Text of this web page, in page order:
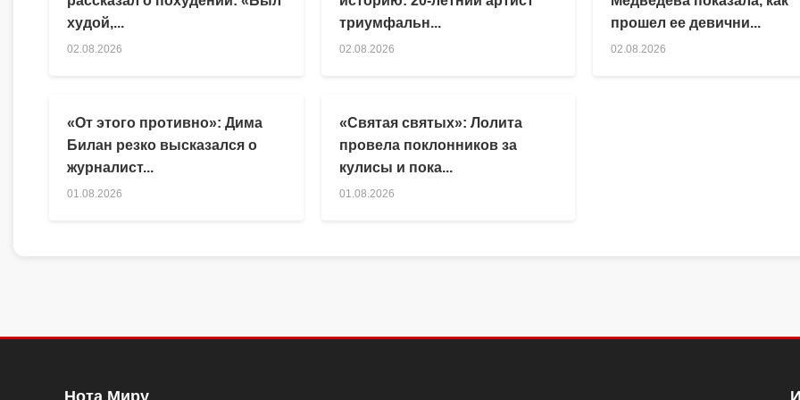
худой,...
02.08.2026
триумфальн...
02.08.2026
прошел ее девични...
02.08.2026
«От этого противно»: Дима
Билан резко высказался о
журналист...
01.08.2026
«Святая святых»: Лолита
провела поклонников за
кулисы и пока...
01.08.2026
Нота Миру